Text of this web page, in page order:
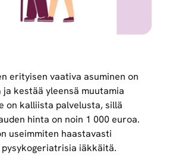
erityisen vaativa asuminen on
kestää yleensä muutamia
on kalliista palvelusta, sillä
hinta on noin 1 000 euroa.
useimmiten haastavasti
iäkkäitä.